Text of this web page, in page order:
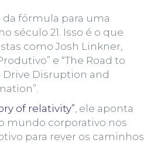
da fórmula para uma
século 21. Isso é o que
comoJosh Linkner
e “The Road to
Drive Disruption and
of relativity” , ele aponta
mundo corporativo nos
para rever os caminhos